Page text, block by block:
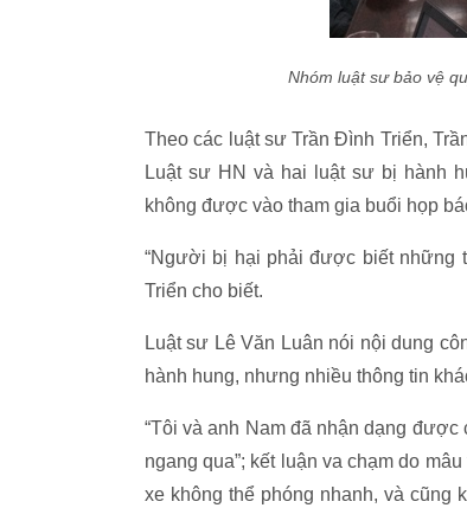
Nhóm luật sư bảo vệ
Theo các luật sư Trần Đình Triển,
Luật sư HN và hai luật sư bị hành
không được vào tham gia buổi họp
“Người bị hại phải được biết những
Triển cho biết.
Luật sư Lê Văn Luân nói nội dung
hành hung, nhưng nhiều thông tin
“Tôi và anh Nam đã nhận dạng
ngang qua”; kết luận va chạm do
xe không thể phóng nhanh, và cũng